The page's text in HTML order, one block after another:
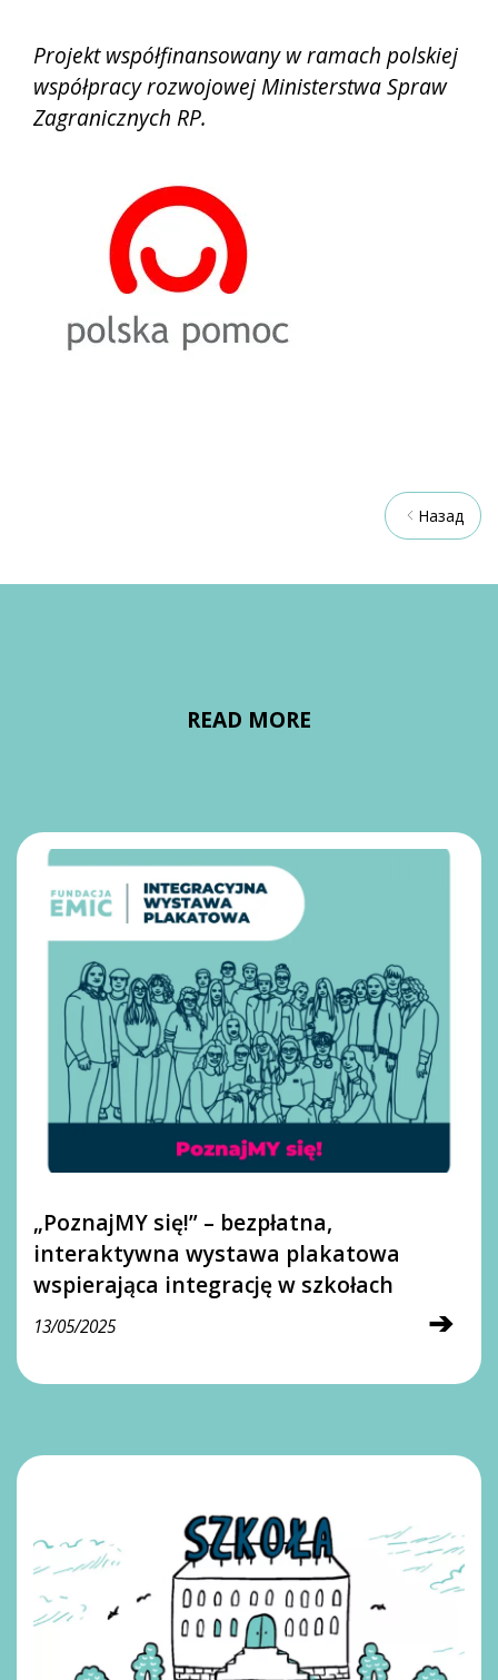
Projekt współfinansowany w ramach polskiej
współpracy rozwojowej Ministerstwa Spraw
Zagranicznych RP.
Назад
READ MORE
„PoznajMY się!” – bezpłatna,
interaktywna wystawa plakatowa
wspierająca integrację w szkołach
➔
13/05/2025